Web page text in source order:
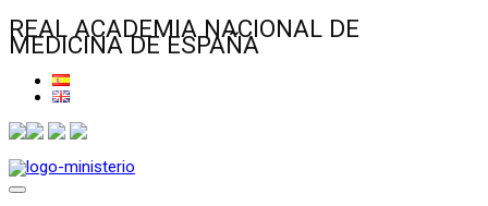
REAL ACADEMIA NACIONAL DE
MEDICINA DE ESPAÑA